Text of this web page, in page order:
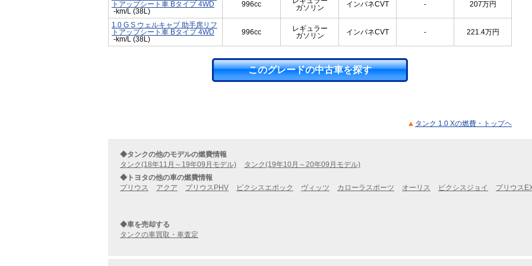
トアップシート車 Bタイプ 4WD
-km/L (38L)
996cc
ガソリン
インパネCVT - 207万円
1.0 G S ウェルキャブ 助手席リフ
トアップシート車 Bタイプ 4WD
-km/L (38L)
996cc
レギュラー
ガソリン
インパネCVT - 221.4万円
このグレードの中古車を探す
タンク 1.0 Xの燃費・トップヘ
◆タンクの他のモデルの燃費情報
タンク(18年11月～19年09月モデル)
タンク(19年10月～20年09月モデル)
◆トヨタの他の車の燃費情報
プリウス
アクア プリウスPHV ピクシスエポック ヴィッツ カローラスポーツ オーリス ピクシスジョイ プリウス
◆車を売却する
タンクの車買取・車査定